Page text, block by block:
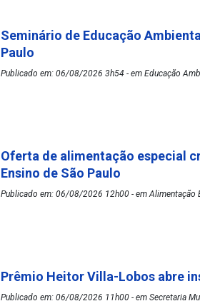
Seminário de Educação
Paulo
Publicado em: 06/08/2026 3h54 - em Educação
Oferta de alimentação especial
Ensino de São Paulo
Publicado em: 06/08/2026 12h00 - em Alimentação
Prêmio Heitor Villa-Lobos abre
Publicado em: 06/08/2026 11h00 - em Secretaria